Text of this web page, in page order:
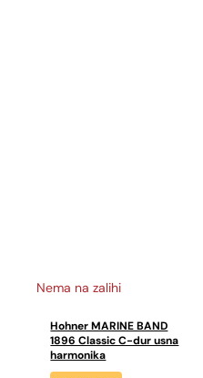
Nema na zalihi
Hohner MARINE BAND
1896 Classic C-dur usna
harmonika